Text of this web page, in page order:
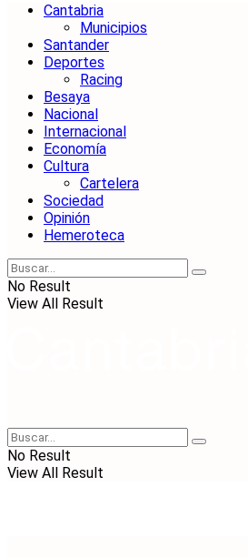
Cantabria
Municipios
Santander
Deportes
Racing
Besaya
Nacional
Internacional
Economía
Cultura
Cartelera
Sociedad
Opinión
Hemeroteca
No Result
View All Result
No Result
View All Result